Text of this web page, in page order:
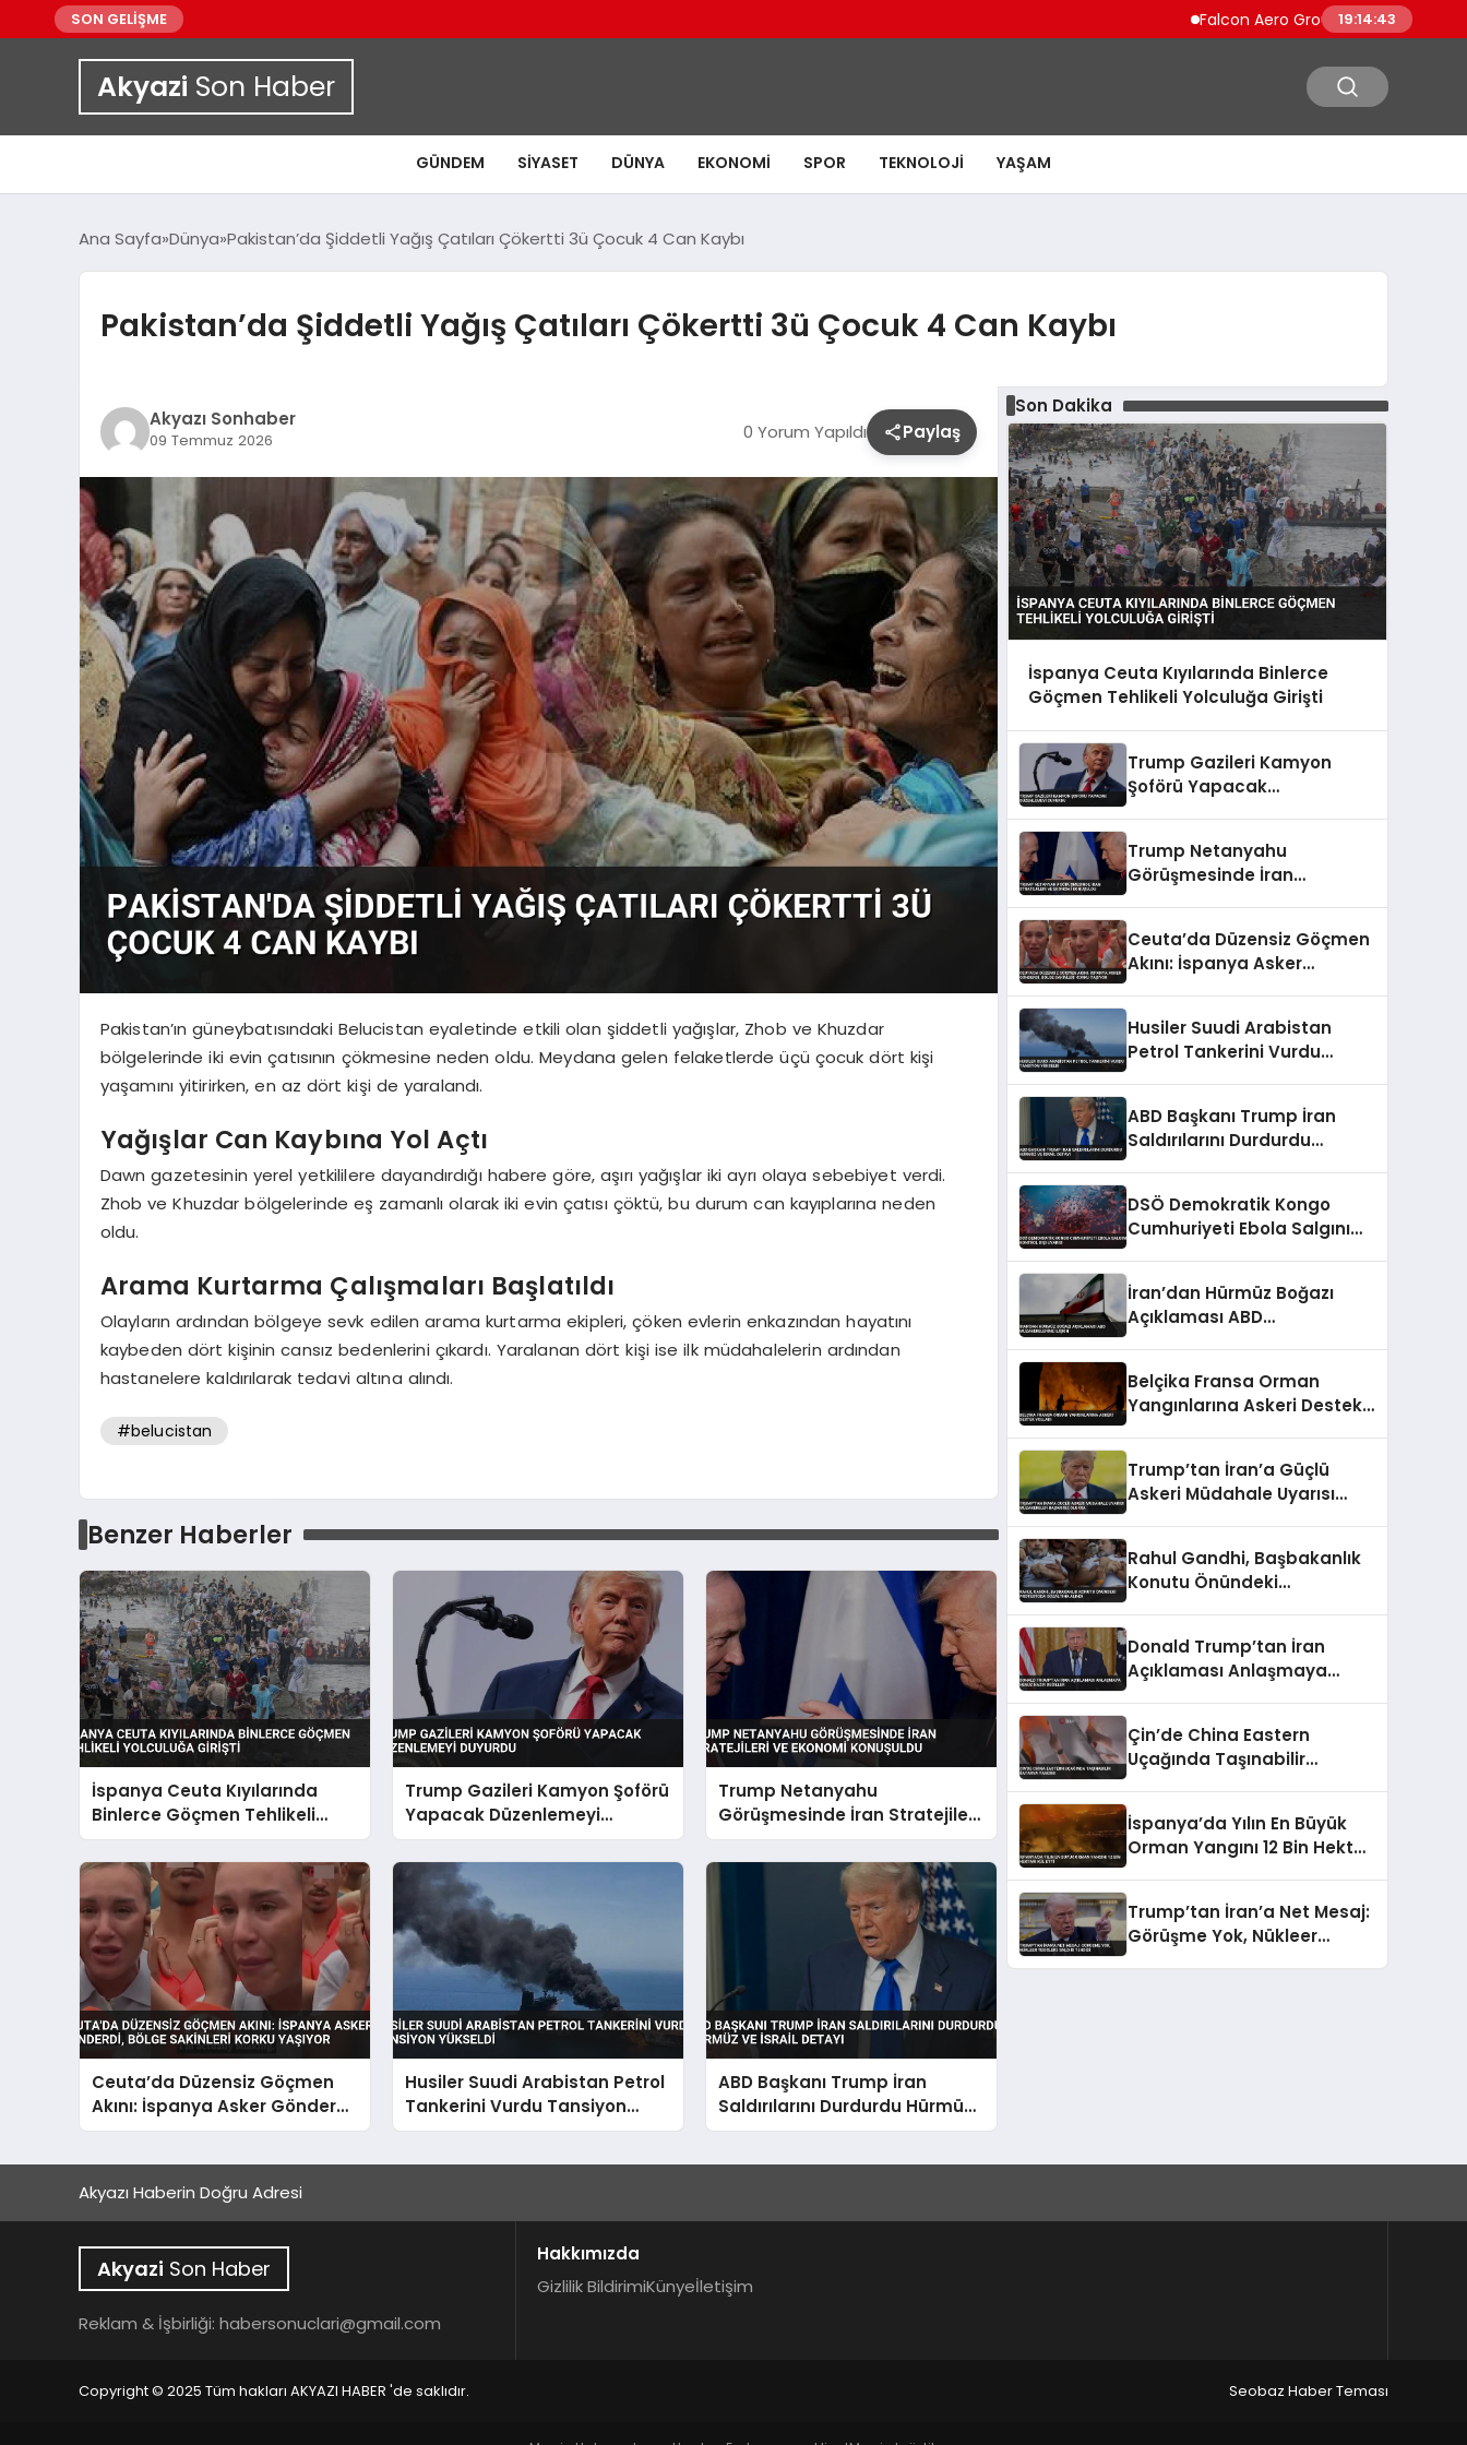
SON GELİŞME Falcon Aero Group, Küresel Havacılık
19:14:44
Akyazi Son Haber
GÜNDEM SIYASET DÜNYA EKONOMI SPOR TEKNOLOJI YAŞAM
Ana Sayfa Dünya Pakistan’da Şiddetli Yağış Çatıları Çökertti 3ü Çocuk 4 Can Kaybı
Pakistan’da Şiddetli Yağış Çatıları Çökertti 3ü Çocuk 4 Can Kaybı
Akyazı Sonhaber
09 Temmuz 2026 0 Yorum Yapıldı Paylaş
Pakistan’ın güneybatısındaki Belucistan eyaletinde etkili olan şiddetli yağışlar, Zhob ve Khuzdar
bölgelerinde iki evin çatısının çökmesine neden oldu. Meydana gelen felaketlerde üçü çocuk dört kişi
yaşamını yitirirken, en az dört kişi de yaralandı.
Yağışlar Can Kaybına Yol Açtı
Dawn gazetesinin yerel yetkililere dayandırdığı habere göre, aşırı yağışlar iki ayrı olaya sebebiyet verdi.
Zhob ve Khuzdar bölgelerinde eş zamanlı olarak iki evin çatısı çöktü, bu durum can kayıplarına neden
oldu.
Arama Kurtarma Çalışmaları Başlatıldı
Olayların ardından bölgeye sevk edilen arama kurtarma ekipleri, çöken evlerin enkazından hayatını
kaybeden dört kişinin cansız bedenlerini çıkardı. Yaralanan dört kişi ise ilk müdahalelerin ardından
hastanelere kaldırılarak tedavi altına alındı.
#belucistan
Benzer Haberler
İspanya Ceuta Kıyılarında
Binlerce Göçmen Tehlikeli
Yolculuğa Girişti
Trump Gazileri Kamyon Şoförü
Yapacak Düzenlemeyi
Duyurdu
Trump Netanyahu
Görüşmesinde İran Stratejileri
ve Ekonomi Konuşuldu
Ceuta’da Düzensiz Göçmen
Akını: İspanya Asker Gönderdi,
Bölge Sakinleri Korku Yaşıyor
Husiler Suudi Arabistan Petrol
Tankerini Vurdu Tansiyon
Yükseldi
ABD Başkanı Trump İran
Saldırılarını Durdurdu Hürmüz
ve İsrail Detayı
Son Dakika
İspanya Ceuta Kıyılarında Binlerce
Göçmen Tehlikeli Yolculuğa Girişti
Trump Gazileri Kamyon
Şoförü Yapacak
Trump Netanyahu
Görüşmesinde İran
Ceuta’da Düzensiz Göçmen
Akını: İspanya Asker
Husiler Suudi Arabistan
Petrol Tankerini Vurdu
ABD Başkanı Trump İran
Saldırılarını Durdurdu
DSÖ Demokratik Kongo
Cumhuriyeti Ebola Salgını
İran’dan Hürmüz Boğazı
Açıklaması ABD
Belçika Fransa Orman
Yangınlarına Askeri Destek
Trump’tan İran’a Güçlü
Askeri Müdahale Uyarısı
Rahul Gandhi, Başbakanlık
Konutu Önündeki
Donald Trump’tan İran
Açıklaması Anlaşmaya
Çin’de China Eastern
Uçağında Taşınabilir
İspanya’da Yılın En Büyük
Orman Yangını 12 Bin Hektarı
Trump’tan İran’a Net Mesaj:
Görüşme Yok, Nükleer
Akyazı Haberin Doğru Adresi
Akyazi Son Haber
Reklam & İşbirliği: habersonuclari@gmail.com
Hakkımızda
Gizlilik BildirimiKünyeİletişim
Copyright © 2025 Tüm hakları AKYAZI HABER 'de saklıdır. Seobaz Haber Teması